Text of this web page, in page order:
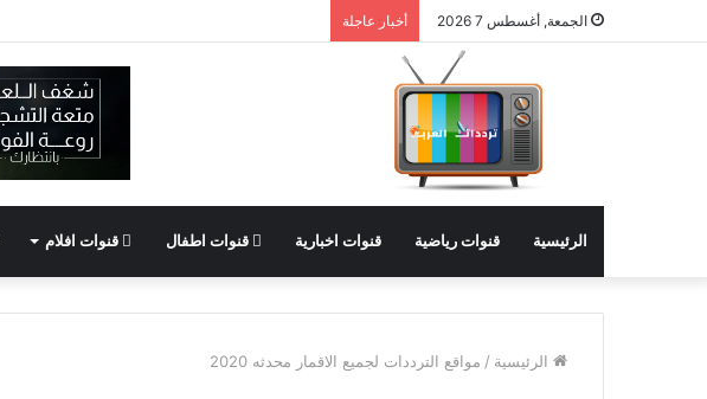
الجمعة, أغسطس 7 2026 أخبار عاجلة
الرئيسية قنوات رياضية قنوات اخبارية قنوات اطفال قنوات افلام
الرئيسية / مواقع الترددات لجميع الاقمار محدثه 2020